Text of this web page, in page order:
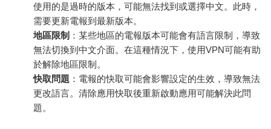
使用的是過時的版本，可能無法找到或選擇中文。此時，
需要更新電報到最新版本。
地區限制 ：某些地區的電報版本可能會有語言限制，導致
無法切換到中文介面。在這種情況下，使用VPN可能有助
於解除地區限制。
快取問題 ：電報的快取可能會影響設定的生效，導致無法
更改語言。清除應用快取後重新啟動應用可能解決此問
題。